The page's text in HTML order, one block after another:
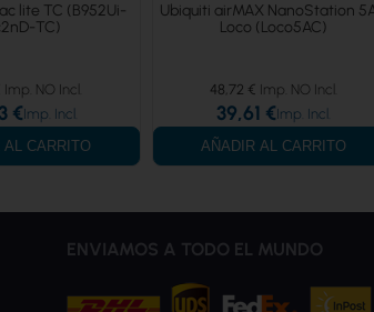
lite TC (B952Ui-
TC)
€
AL CARRITO
Ubiquiti airMAX NanoStation
Loco (Loco5AC)
48,72 €
39,61 €
AÑADIR AL CARRITO
ENVIAMOS A TODO EL MUNDO